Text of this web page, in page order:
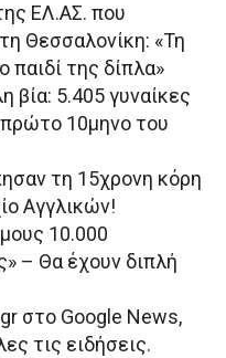
ΕΛ.ΑΣ. που
Θεσσαλονίκη: «Τη
της δίπλα»
βία: 5.405 γυναίκες
10μηνο του
τη 15χρονη κόρη
Αγγλικών!
10.000
– Θα έχουν διπλή
στο Google News,
τις ειδήσεις.